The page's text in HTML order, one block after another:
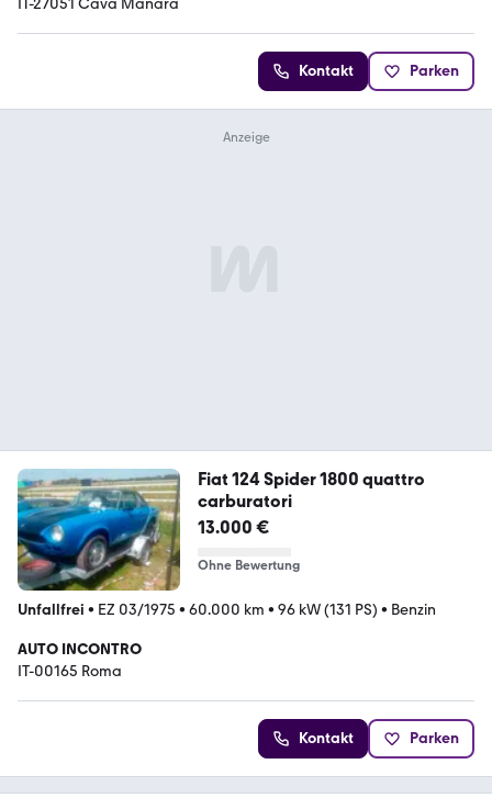
IT-27051 Cava Manara
Kontakt Parken
Fiat 124 Spider 1800 quattro
carburatori
13.000 €
Ohne Bewertung
Unfallfrei • EZ 03/1975 • 60.000 km • 96 kW (131 PS) • Benzin
AUTO INCONTRO
IT-00165 Roma
Kontakt Parken